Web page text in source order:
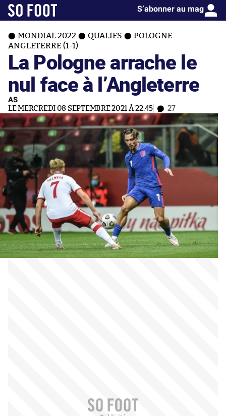
S’abonner au mag
MONDIAL 2022 QUALIFS
POLOGNE-
ANGLETERRE (1-1)
La Pologne arrache le
nul face à l’Angleterre
AS
LE MERCREDI 08 SEPTEMBRE 2021 À 22:45 27